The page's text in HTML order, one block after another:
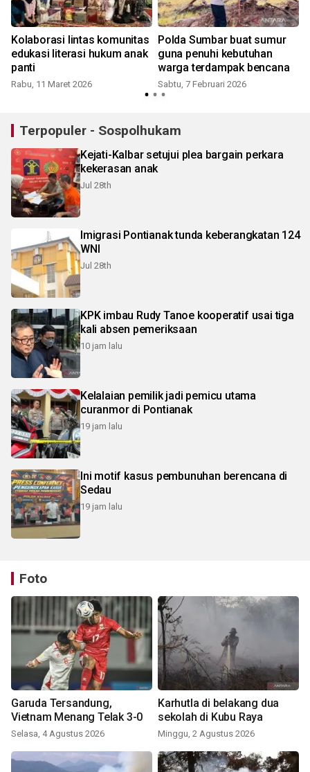
Kolaborasi lintas komunitas
edukasi literasi hukum anak
panti
Rabu, 11 Maret 2026
Polda Sumbar buat sumur
guna penuhi kebutuhan
warga terdampak bencana
Sabtu, 7 Februari 2026
Terpopuler - Sospolhukam
Kejati-Kalbar setujui plea bargain perkara
kekerasan anak
Jul 28th
Imigrasi Pontianak tunda keberangkatan 124
WNI
Jul 28th
KPK imbau Rudy Tanoe kooperatif usai tiga
kali absen pemeriksaan
10 jam lalu
Kelalaian pemilik jadi pemicu utama
curanmor di Pontianak
19 jam lalu
Ini motif kasus pembunuhan berencana di
Sedau
19 jam lalu
Foto
Garuda Tersandung,
Vietnam Menang Telak 3-0
Selasa, 4 Agustus 2026
Karhutla di belakang dua
sekolah di Kubu Raya
Minggu, 2 Agustus 2026